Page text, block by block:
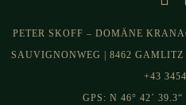
PETER SKOFF – DOMÄNE
SAUVIGNONWEG | 8462 GAMLITZ
+43
GPS: N 46° 42´